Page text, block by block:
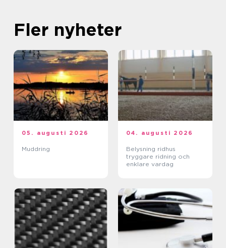
Fler nyheter
05. augusti 2026
Muddring
04. augusti 2026
Belysning ridhus
tryggare ridning och
enklare vardag